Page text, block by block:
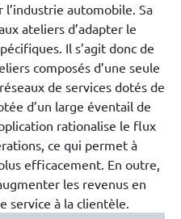
automobile. Sa
ateliers d’adapter le
Il s’agit donc de
composés d’une seule
de services dotés de
d’un large éventail de
rationalise le flux
ce qui permet à
efficacement. En outre,
les revenus en
service à la clientèle.